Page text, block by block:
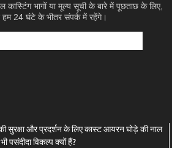
कास्टिंग भागों या मूल्य सूची के बारे में पूछताछ के लिए,
24 घंटे के भीतर संपर्क में रहेंगे।
सुरक्षा और प्रदर्शन के लिए कास्ट आयरन घोड़े की नाल
पसंदीदा विकल्प क्यों हैं?